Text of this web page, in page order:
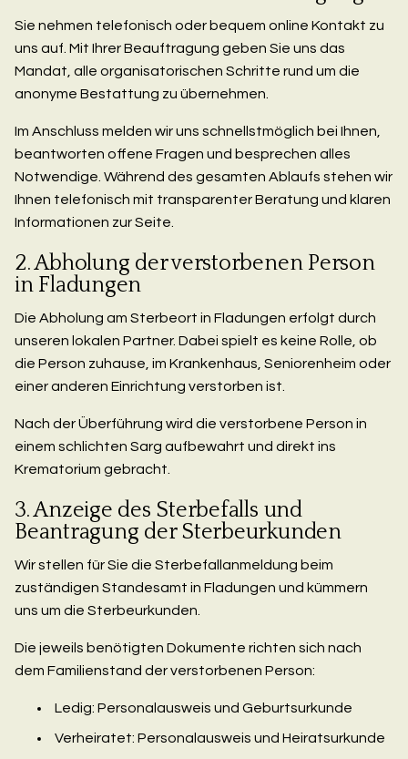
Sie nehmen telefonisch oder bequem online Kontakt zu
uns auf. Mit Ihrer Beauftragung geben Sie uns das
Mandat, alle organisatorischen Schritte rund um die
anonyme Bestattung zu übernehmen.
Im Anschluss melden wir uns schnellstmöglich bei Ihnen,
beantworten offene Fragen und besprechen alles
Notwendige. Während des gesamten Ablaufs stehen wir
Ihnen telefonisch mit transparenter Beratung und klaren
Informationen zur Seite.
2. Abholung der verstorbenen Person
in Fladungen
Die Abholung am Sterbeort in Fladungen erfolgt durch
unseren lokalen Partner. Dabei spielt es keine Rolle, ob
die Person zuhause, im Krankenhaus, Seniorenheim oder
einer anderen Einrichtung verstorben ist.
Nach der Überführung wird die verstorbene Person in
einem schlichten Sarg aufbewahrt und direkt ins
Krematorium gebracht.
3. Anzeige des Sterbefalls und
Beantragung der Sterbeurkunden
Wir stellen für Sie die Sterbefallanmeldung beim
zuständigen Standesamt in Fladungen und kümmern
uns um die Sterbeurkunden.
Die jeweils benötigten Dokumente richten sich nach
dem Familienstand der verstorbenen Person:
Ledig: Personalausweis und Geburtsurkunde
Verheiratet: Personalausweis und Heiratsurkunde